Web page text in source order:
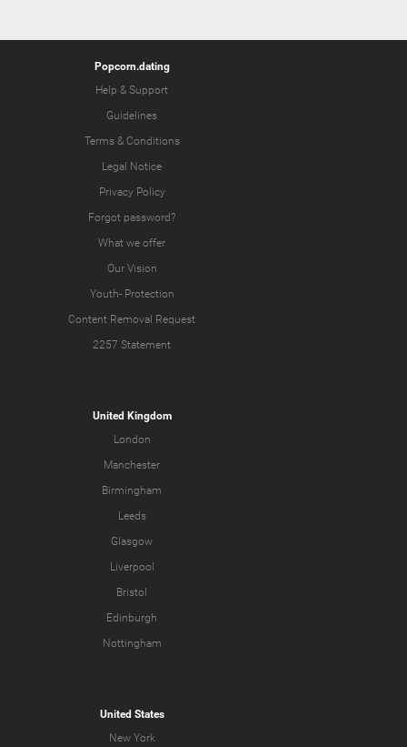
Popcorn.dating
Help & Support
Guidelines
Terms & Conditions
Legal Notice
Privacy Policy
Forgot password?
What we offer
Our Vision
Youth- Protection
Content Removal Request
2257 Statement
United Kingdom
London
Manchester
Birmingham
Leeds
Glasgow
Liverpool
Bristol
Edinburgh
Nottingham
United States
New York